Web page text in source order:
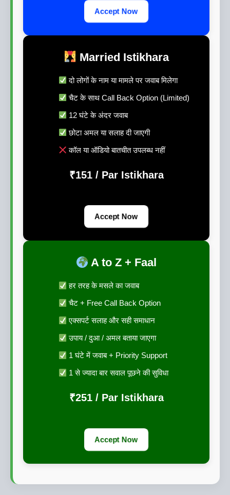
Accept Now
Married Istikhara
दो लोगों के नाम या मामले पर जवाब मिलेगा
चैट के साथ Call Back Option (Limited)
12 घंटे के अंदर जवाब
छोटा अमल या सलाह दी जाएगी
कॉल या ऑडियो बातचीत उपलब्ध नहीं
₹151 / Par Istikhara
Accept Now
A to Z + Faal
हर तरह के मसले का जवाब
चैट + Free Call Back Option
एक्सपर्ट सलाह और सही समाधान
उपाय / दुआ / अमल बताया जाएगा
1 घंटे में जवाब + Priority Support
1 से ज्यादा बार सवाल पूछने की सुविधा
₹251 / Par Istikhara
Accept Now